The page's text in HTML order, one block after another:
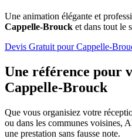
Une animation élégante et
Cappelle-Brouck et dans tout le
Devis Gratuit pourCappelle-
Une référence pour
Cappelle-Brouck
Que vous organisiez votre
ou dans les communes voisines,
une prestation sans fausse note.